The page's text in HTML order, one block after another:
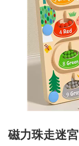
磁力珠走迷宮